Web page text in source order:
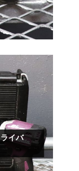
イバ